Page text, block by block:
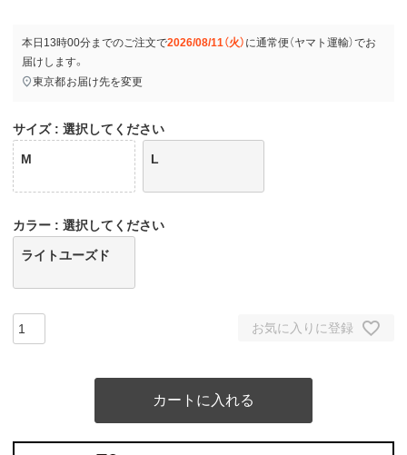
本日 13時00分までのご注文で2026/08/11（火） に通常便（ヤマト運輸）でお
届けします。
東京都お届け先を変更
サイズ 選択してください
M L
カラー 選択してください
ライトユーズド
お気に入りに登録
カートに入れる